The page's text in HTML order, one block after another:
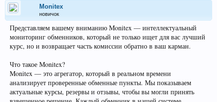
Monitex
новичок
Представляем вашему вниманию Monitex — интеллектуальный
мониторинг обменников, который не только ищет для вас лучший
курс, но и возвращает часть комиссии обратно в ваш карман.
Что такое Monitex?
Monitex — это агрегатор, который в реальном времени
анализирует проверенные обменные пункты. Мы показываем
актуальные курсы, резервы и отзывы, чтобы вы могли принять